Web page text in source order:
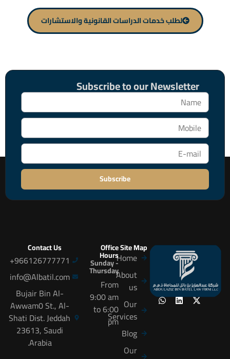
لطلب خدمات الدراسات القانونية والاستشارات
Subscribe to our Newsletter
Subscribe
Site Map
Home
About
us
Our
Services
Blog
Our
Office
Hours
Sunday -
Thursday
From
9:00 am
to 6:00
pm
Contact Us
966126777771+
info@Albatil.com
Bujair Bin Al-
Awwam0 St., Al-
Shati Dist. Jeddah
23613, Saudi
Arabia.